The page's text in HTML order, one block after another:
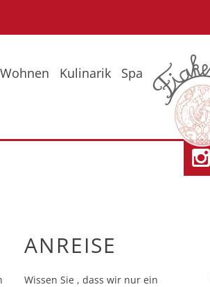
Wohnen
Kulinarik Spa
ANREISE
Wissen Sie , dass wir nur ein